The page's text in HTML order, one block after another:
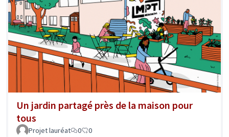
Un jardin partagé près de la maison pour
tous
Projet lauréat 0 0